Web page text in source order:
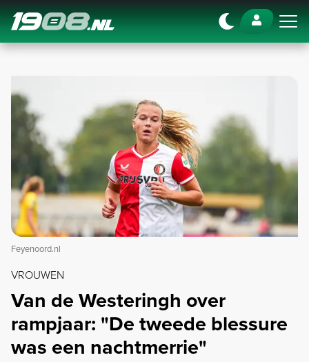
Navigation
Feyenoord.nl
VROUWEN
Van de Westeringh over
rampjaar: "De tweede blessure
was een nachtmerrie"